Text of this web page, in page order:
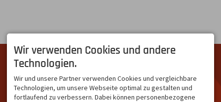
DIE SCHÖNSTE SEITE IM
ALLGÄU
Südallgäu ist der südliche
Teil des Oberallgäus. Es
verbindet die Tourismus-
ÜBER UNS
das Team von Traminoaus
Oberstdorf.
Unser Ziel ist ein attraktives
Wir verwenden Cookies und andere
Technologien.
Wir und unsere Partner verwenden Cookies und vergleichbare
Technologien, um unsere Webseite optimal zu gestalten und
fortlaufend zu verbessern. Dabei können personenbezogene